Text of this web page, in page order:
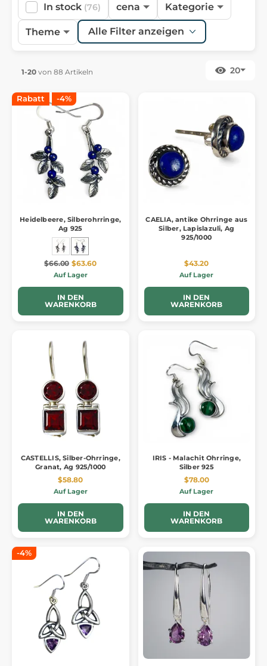
In stock (76) cena Kategorie
Theme Alle Filter anzeigen
1-20 von 88 Artikeln 20
Rabatt -4%
Heidelbeere, Silberohrringe,
Ag 925
$66.00 $63.60
Auf Lager
IN DEN
WARENKORB
CAELIA, antike Ohrringe aus
Silber, Lapislazuli, Ag
925/1000
$43.20
Auf Lager
IN DEN
WARENKORB
CASTELLIS, Silber-Ohrringe,
Granat, Ag 925/1000
$58.80
Auf Lager
IN DEN
WARENKORB
IRIS - Malachit Ohrringe,
Silber 925
$78.00
Auf Lager
IN DEN
WARENKORB
-4%